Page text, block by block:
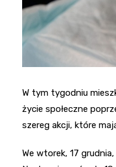
W tym tygodniu
życie społeczne
szereg akcji, które
We wtorek, 17